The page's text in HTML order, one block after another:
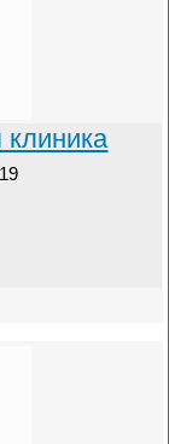
клиника